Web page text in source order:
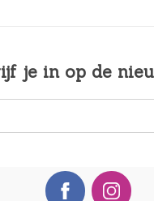
je in op de